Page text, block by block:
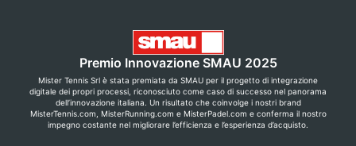
Premio Innovazione SMAU 2025
Mister Tennis Srl è stata premiata da SMAU per il progetto di integrazione
digitale dei propri processi, riconosciuto come caso di successo nel panorama
dell’innovazione italiana. Un risultato che coinvolge i nostri brand
MisterTennis.com, MisterRunning.com e MisterPadel.com e conferma il nostro
impegno costante nel migliorare l’efficienza e l’esperienza d’acquisto.